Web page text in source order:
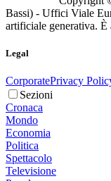
Bassi) - Uffici Viale
artificiale generativa. È
Legal
CorporatePrivacy
Sezioni
Cronaca
Mondo
Economia
Politica
Spettacolo
Televisione